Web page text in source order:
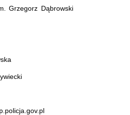
Grzegorz Dąbrowski